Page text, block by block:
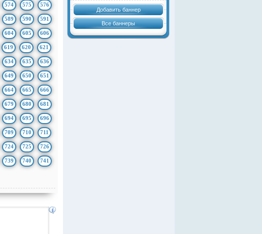
Добавить баннер
Все баннеры
574 575 576
589 590 591
604 605 606
619 620 621
634 635 636
649 650 651
664 665 666
679 680 681
694 695 696
709 710 711
724 725 726
739 740 741